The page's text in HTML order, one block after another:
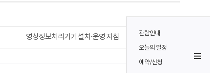
관람안내
오늘의 일정
예약/신청
영상정보처리기기 설치·운영 지침